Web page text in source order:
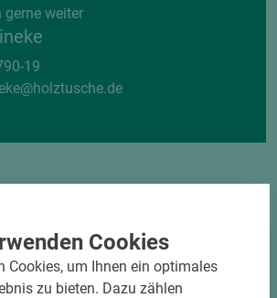
gerne weiter
19
Cookies
Cookies, um Ihnen ein optimales
zu bieten. Dazu zählen